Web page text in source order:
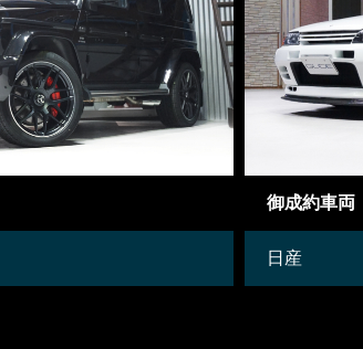
在庫車両
Other